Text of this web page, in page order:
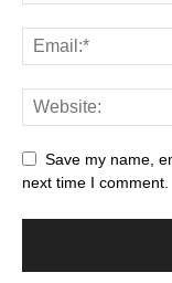
Save my name,
next time I comment.